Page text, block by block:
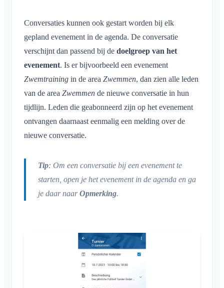
Persoonlijke agenda
Synchronisatie
Meldingen
Meldingsprofielen
Areas
Agenda
Conversaties
Area's
Wat is een Area?
Wat is een Area-groep?
Area verlaten
Afgesloten area
Account & instellingen
Meerdere Klubraums
Extra Klubraum
Uitloggen
Achtergrond aanpassen
App-toegangsrechten
Beheer
Rechten
Extra beheerders
Leden uitnodigen
Feedback
Conversaties kunnen ook gestart worden bij elk
gepland evenement in de agenda. De conversatie
verschijnt dan passend bij de doelgroep van het
evenement. Is er bijvoorbeeld een evenement
Zwemtraining in de area Zwemmen, dan zien alle leden
van de area Zwemmen de nieuwe conversatie in hun
tijdlijn. Leden die geabonneerd zijn op het evenement
ontvangen daarnaast eenmalig een melding over de
nieuwe conversatie.
Tip: Om een conversatie bij een evenement te
starten, open je het evenement in de agenda en ga
je daar naarOpmerking.